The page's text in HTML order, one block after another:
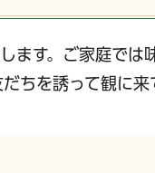
す。ご家庭では
ちを誘って観に来